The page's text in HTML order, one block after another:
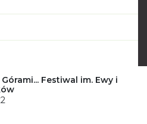
Festiwal im. Ewy i